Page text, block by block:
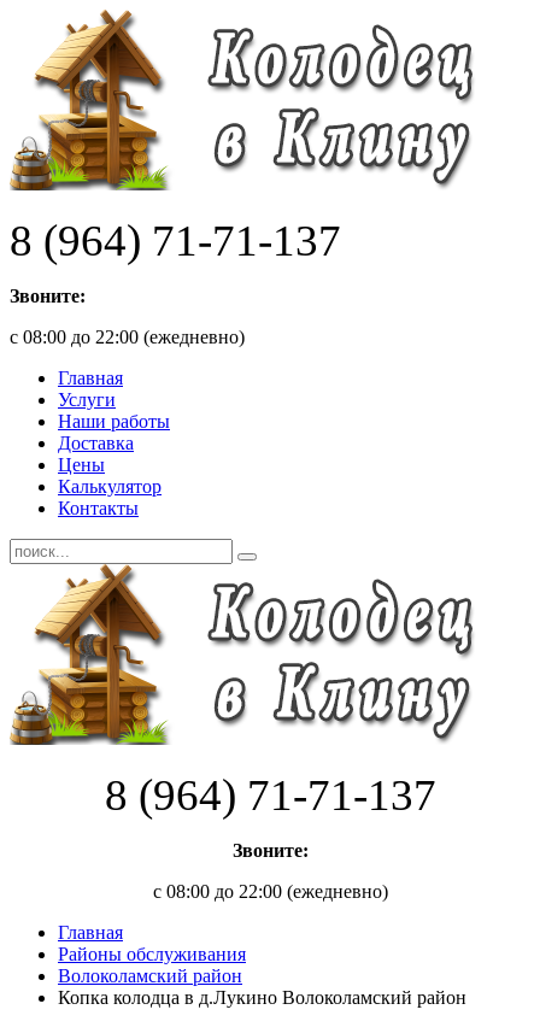
8 (964) 71-71-137
Звоните:
с 08:00 до 22:00 (ежедневно)
Главная
Услуги
Наши работы
Доставка
Цены
Калькулятор
Контакты
8 (964) 71-71-137
Звоните:
с 08:00 до 22:00 (ежедневно)
Главная
Районы обслуживания
Волоколамский район
Копка колодца в д.Лукино Волоколамский район